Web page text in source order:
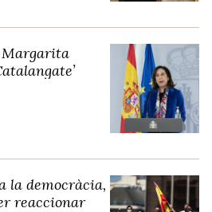
Margarita
la democràcia,
reaccionar